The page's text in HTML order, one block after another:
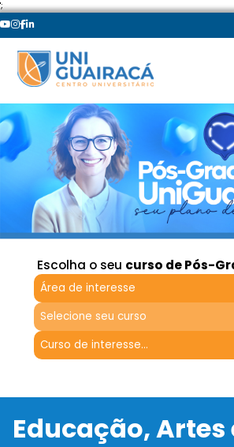
';
Escolha o seu curso de Pós-
Área de interesse
Selecione seu curso
Educação, Artes